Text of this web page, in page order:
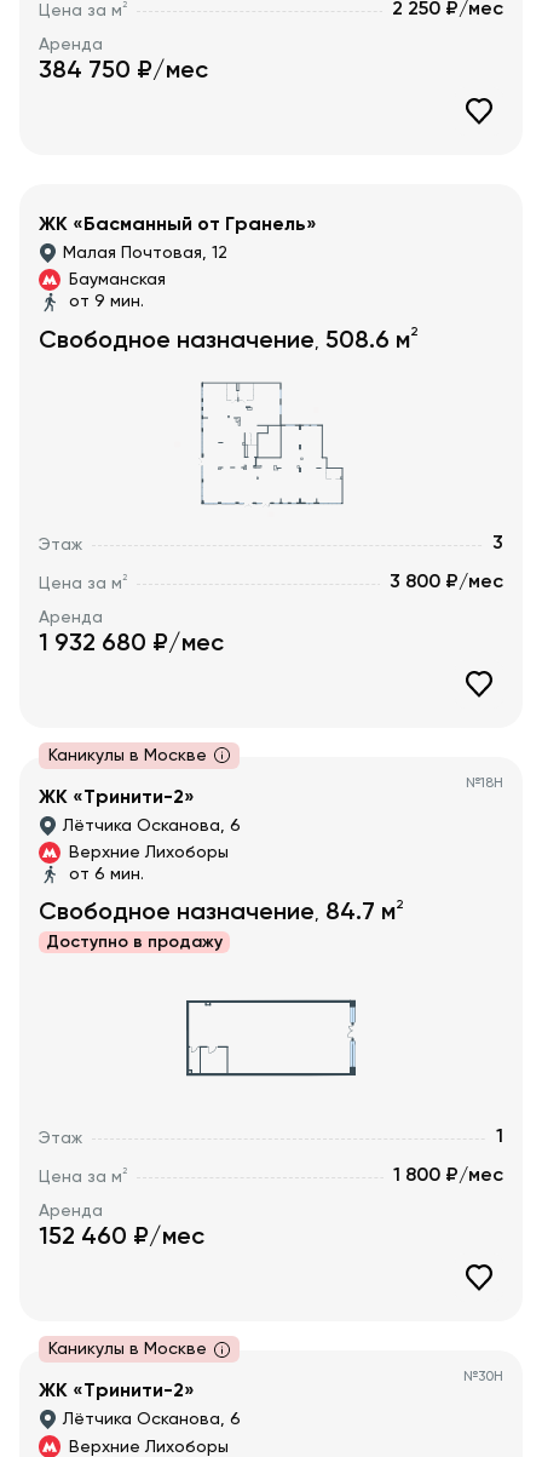
Цена за м2 2 250 ₽/мес
Аренда
384 750 ₽/мес
ЖК «Басманный от Гранель»
Малая Почтовая, 12
Бауманская
от 9 мин.
Свободное назначение 508.6 м2
Этаж 3
Цена за м2 3 800 ₽/мес
Аренда
1 932 680 ₽/мес
Каникулы в Москве
№18Н
ЖК «Тринити-2»
Лётчика Осканова, 6
Верхние Лихоборы
от 6 мин.
Свободное назначение, 84.7 м2
Доступно в продажу
Этаж 1
Цена за м2 1 800 ₽/мес
Аренда
152 460 ₽/мес
Каникулы в Москве
№30Н
ЖК «Тринити-2»
Лётчика Осканова, 6
Верхние Лихоборы